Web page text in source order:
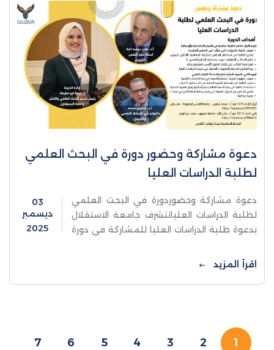
دعوة مشاركة وحضور دورة في البحث العلمي
لطلبة الدراسات العليا
دعوة مشاركة وحضوردورة في البحث العلمي
لطلبة الدراسات العلياتتشرف جامعة الاستقلال
بدعوة طلبة الدراسات العليا للمشاركة في دورة
تعقد بإشراف نخبة من الأساتذة
03
ديسمبر
2025
اقرأ المزيد
1
2
3
4
5
6
7